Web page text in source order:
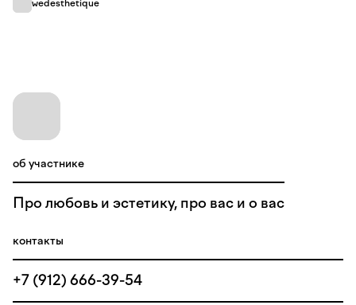
wedesthetique
об участнике
Про любовь и эстетику, про вас и о вас
контакты
+7 (912) 666-39-54